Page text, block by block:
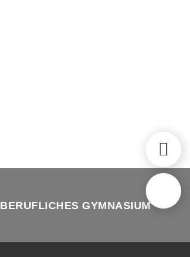
BERUFLICHES GYMNASIUM